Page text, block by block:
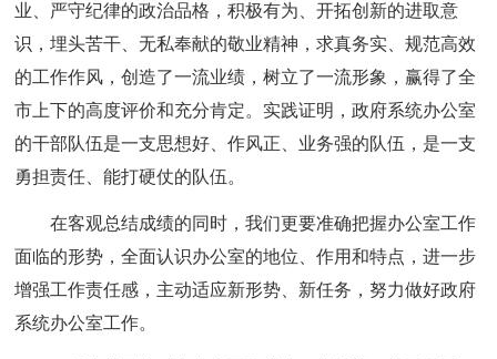
业、严守纪律的政治品格，积极有为、开拓创新的进取意
识，埋头苦干、无私奉献的敬业精神，求真务实、规范高效
的工作作风，创造了一流业绩，树立了一流形象，赢得了全
市上下的高度评价和充分肯定。实践证明，政府系统办公室
的干部队伍是一支思想好、作风正、业务强的队伍，是一支
勇担责任、能打硬仗的队伍。
在客观总结成绩的同时，我们更要准确把握办公室工作
面临的形势，全面认识办公室的地位、作用和特点，进一步
增强工作责任感，主动适应新形势、新任务，努力做好政府
系统办公室工作。